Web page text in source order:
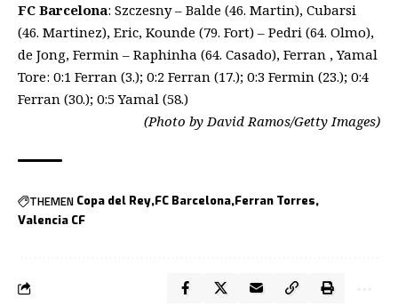
FC Barcelona: Szczesny – Balde (46. Martin), Cubarsi
(46. Martinez), Eric, Kounde (79. Fort) – Pedri (64. Olmo),
de Jong, Fermin – Raphinha (64. Casado), Ferran , Yamal
Tore: 0:1 Ferran (3.); 0:2 Ferran (17.); 0:3 Fermin (23.); 0:4
Ferran (30.); 0:5 Yamal (58.)
(Photo by David Ramos/Getty Images)
THEMEN Copa del Rey FC Barcelona Ferran Torres
Valencia CF